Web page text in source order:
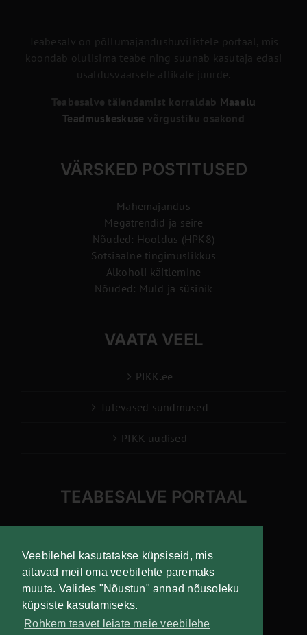
Veebilehel kasutatakse küpsiseid, mis
aitavad meil oma veebilehte paremaks
muuta. Valides "Nõustun" annad nõusoleku
küpsiste kasutamiseks.
Rohkem teavet leiate meie veebilehe
Teabesalv on põllumajandushuvilistele portaal, mis
koondab olulisima teabe ning suunab kasutaja edasi
usaldusväärsete allikate juurde.
Teabesalve täiendamist korraldab Maaelu
Teadmuskeskuse võrgustiku osakond
VÄRSKED POSTITUSED
Mahemajandus
Megatrendid ja seire
Nõuded: Hooldus (HPK8)
Sotsiaalne tingimuslikkus
Alkoholi käitlemine
Nõuded: Muld ja süsinik
VAATA VEEL
PIKK.ee
Tulevased sündmused
PIKK uudised
TEABESALVE PORTAAL
Liitu uudiskirjaga!